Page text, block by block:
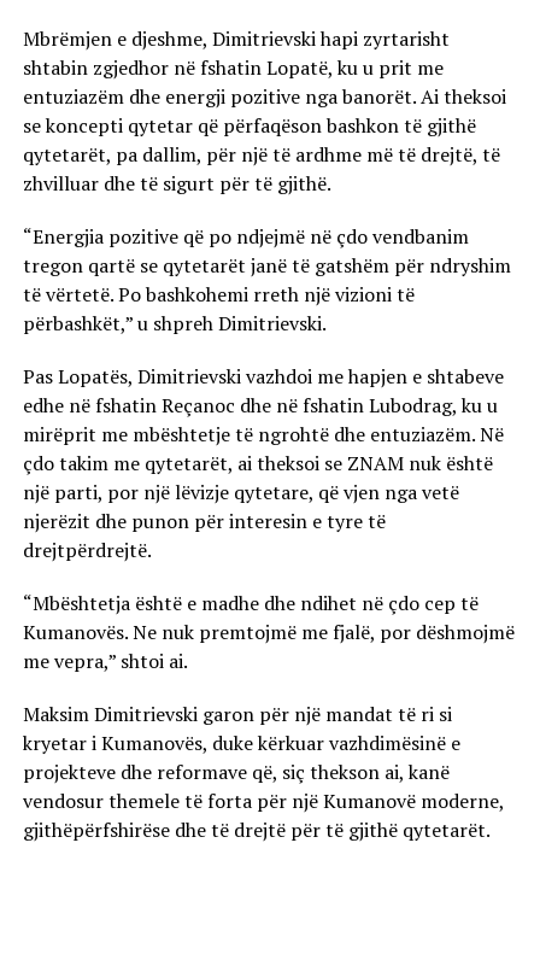
Mbrëmjen e djeshme, Dimitrievski hapi zyrtarisht
shtabin zgjedhor në fshatin Lopatë, ku u prit me
entuziazëm dhe energji pozitive nga banorët. Ai theksoi
se koncepti qytetar që përfaqëson bashkon të gjithë
qytetarët, pa dallim, për një të ardhme më të drejtë, të
zhvilluar dhe të sigurt për të gjithë.
“Energjia pozitive që po ndjejmë në çdo vendbanim
tregon qartë se qytetarët janë të gatshëm për ndryshim
të vërtetë. Po bashkohemi rreth një vizioni të
përbashkët,” u shpreh Dimitrievski.
Pas Lopatës, Dimitrievski vazhdoi me hapjen e shtabeve
edhe në fshatin Reçanoc dhe në fshatin Lubodrag, ku u
mirëprit me mbështetje të ngrohtë dhe entuziazëm. Në
çdo takim me qytetarët, ai theksoi se ZNAM nuk është
një parti, por një lëvizje qytetare, që vjen nga vetë
njerëzit dhe punon për interesin e tyre të
drejtpërdrejtë.
“Mbështetja është e madhe dhe ndihet në çdo cep të
Kumanovës. Ne nuk premtojmë me fjalë, por dëshmojmë
me vepra,” shtoi ai.
Maksim Dimitrievski garon për një mandat të ri si
kryetar i Kumanovës, duke kërkuar vazhdimësinë e
projekteve dhe reformave që, siç thekson ai, kanë
vendosur themele të forta për një Kumanovë moderne,
gjithëpërfshirëse dhe të drejtë për të gjithë qytetarët.